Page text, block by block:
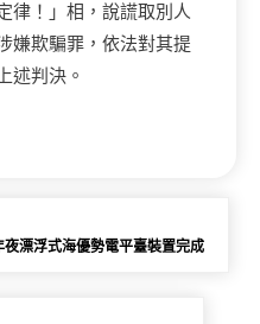
律！」相，說謊取別人
嫌欺騙罪，依法對其提
述判決。
漂浮式海優勢電平臺裝置完成